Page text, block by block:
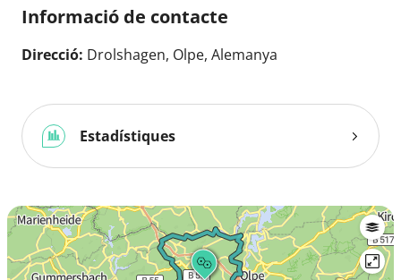
Informació de contacte
Direcció: Drolshagen, Olpe, Alemanya
Estadístiques